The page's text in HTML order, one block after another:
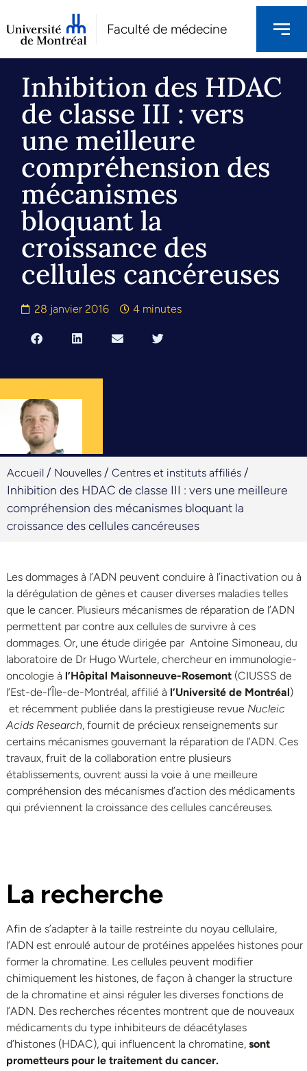
Faculté de médecine
Inhibition des HDAC
de classe III : vers
une meilleure
compréhension des
mécanismes
bloquant la
croissance des
cellules cancéreuses
28 janvier 2016 4 minutes
Accueil / Nouvelles / Centres et instituts affiliés /
Inhibition des HDAC de classe III : vers une meilleure
compréhension des mécanismes bloquant la
croissance des cellules cancéreuses
Les dommages à l’ADN peuvent conduire à l’inactivation ou à
la dérégulation de gènes et causer diverses maladies telles
que le cancer. Plusieurs mécanismes de réparation de l’ADN
permettent par contre aux cellules de survivre à ces
dommages. Or, une étude dirigée par Antoine Simoneau, du
laboratoire de Dr Hugo Wurtele, chercheur en immunologie-
oncologie à l’Hôpital Maisonneuve-Rosemont (CIUSSS de
l’Est-de-l’Île-de-Montréal, affilié à l’Université de Montréal)
et récemment publiée dans la prestigieuse revue Nucleic
Acids Research, fournit de précieux renseignements sur
certains mécanismes gouvernant la réparation de l’ADN. Ces
travaux, fruit de la collaboration entre plusieurs
établissements, ouvrent aussi la voie à une meilleure
compréhension des mécanismes d’action des médicaments
qui préviennent la croissance des cellules cancéreuses.
La recherche
Afin de s’adapter à la taille restreinte du noyau cellulaire,
l’ADN est enroulé autour de protéines appelées histones pour
former la chromatine. Les cellules peuvent modifier
chimiquement les histones, de façon à changer la structure
de la chromatine et ainsi réguler les diverses fonctions de
l’ADN. Des recherches récentes montrent que de nouveaux
médicaments du type inhibiteurs de déacétylases
d’histones (HDAC), qui influencent la chromatine, sont
prometteurs pour le traitement du cancer.